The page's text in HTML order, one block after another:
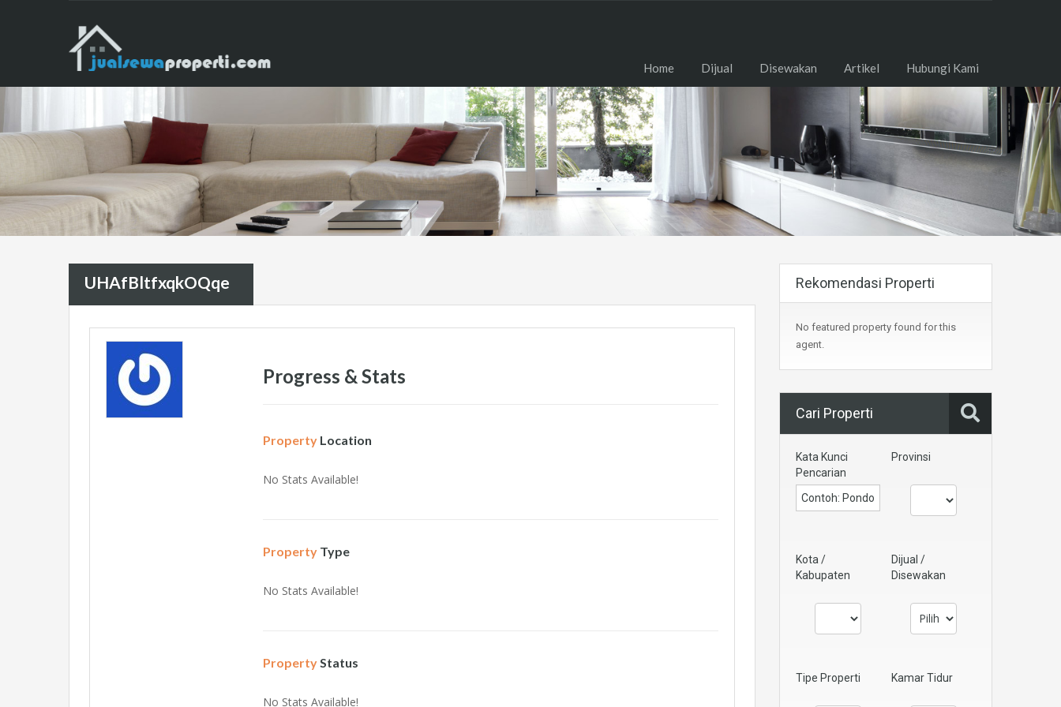
Home Dijual Disewakan Artikel Hubungi Kami
UHAfBltfxqkOQqe
Progress & Stats
PropertyLocation
No Stats Available!
PropertyType
No Stats Available!
PropertyStatus
No Stats Available!
Rekomendasi Properti
No featured property found for this
agent.
Cari Properti
Kata Kunci
Pencarian
Provinsi
Kota /
Kabupaten
Dijual /
Disewakan
Tipe Properti Kamar Tidur